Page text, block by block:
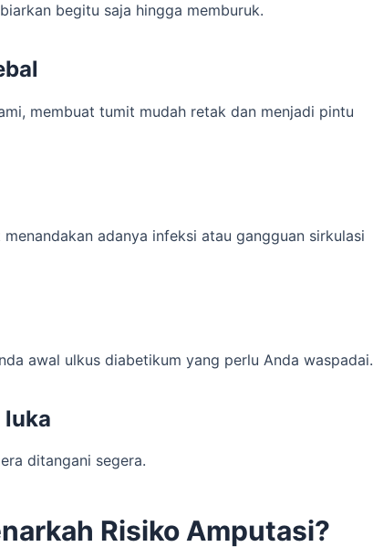
begitu saja hingga memburuk.
membuat tumit mudah retak dan menjadi pintu
adanya infeksi atau gangguan sirkulasi
awal ulkus diabetikum yang perlu Anda waspadai.
luka
ditangani segera.
Risiko Amputasi?